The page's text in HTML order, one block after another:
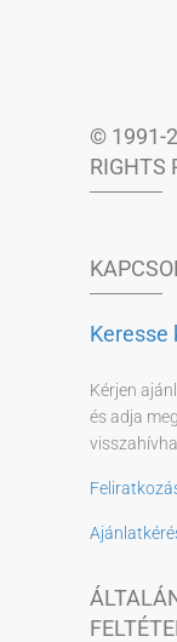
© 1991-
RIGHTS
Keresse
Kérjen
és adja